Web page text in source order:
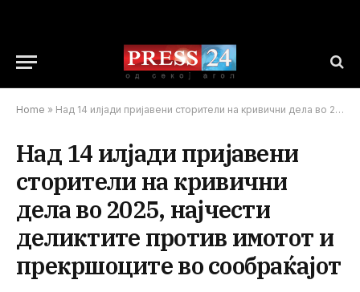
Home » Над 14 илјади пријавени сторители на кривични дела во 2025, најчести деликтите против имотот и прекршоците во сообраќајот
Над 14 илјади пријавени
сторители на кривични
дела во 2025, најчести
деликтите против имотот и
прекршоците во сообраќајот